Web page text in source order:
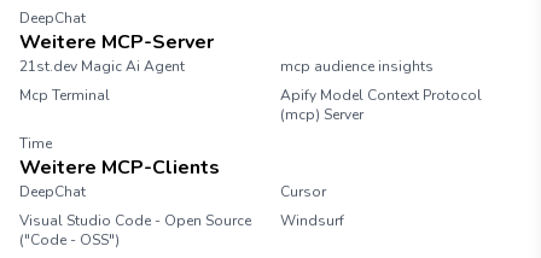
DeepChat
Weitere MCP-Server
21st.dev Magic Ai Agent
mcp audience insights
Mcp Terminal
Apify Model Context Protocol
(mcp) Server
Time
Weitere MCP-Clients
DeepChat
Cursor
Visual Studio Code - Open Source
("Code - OSS")
Windsurf